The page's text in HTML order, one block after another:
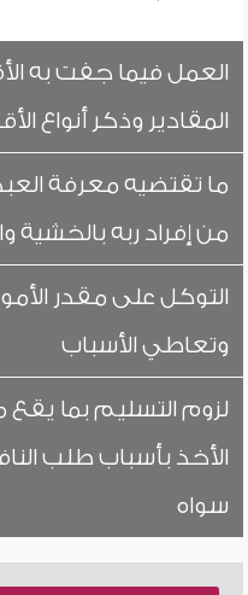
العمل فيما جفت به
المقادير وذكر أنواع
ما تقتضيه معرفة
من إفراد ربه بالخشية
التوكل على مقدر
وتعاطي الأسباب
لزوم التسليم بما يقع
الأخذ بأسباب طلب
سواه